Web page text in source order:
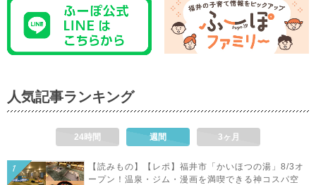
人気記事ランキング
24時間 週間 3ヶ月
【読みもの】【レポ】福井市「かいほつの湯」8/3オ
ープン！温泉・ジム・漫画を満喫できる神コスパ空